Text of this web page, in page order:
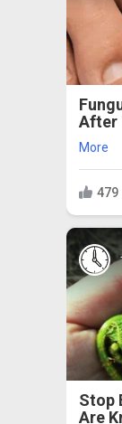
After
More
479
Stop
Are